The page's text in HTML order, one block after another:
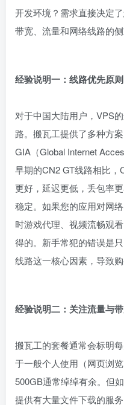
开发环境？需求直接决定
带宽、流量和网络线路的侧
经验说明一：线路优先原则
对于中国大陆用户，VPS
路。搬瓦工提供了多种方
GIA（Global Internet
早期的CN2 GT线路相比，
更好，延迟更低，丢包率
稳定。如果您的应用对网
时游戏代理、视频流畅观
得的。新手常犯的错误是
线路这一核心因素，导致
经验说明二：关注流量与带
搬瓦工的套餐通常会标明
于一般个人使用（网页浏
500GB通常绰绰有余。但
提供有大量文件下载的服